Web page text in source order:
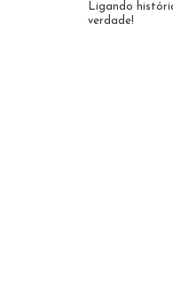
Ligando
verdade!